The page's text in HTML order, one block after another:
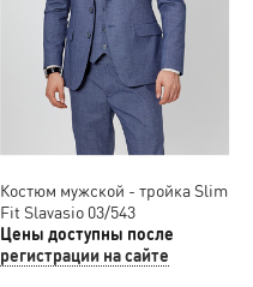
Костюм мужской - тройка Slim
Fit Slavasio 03/543
Цены доступны после
регистрации на сайте